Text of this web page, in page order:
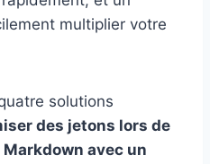
multiplier votre
solutions
des jetons lors de
avec un